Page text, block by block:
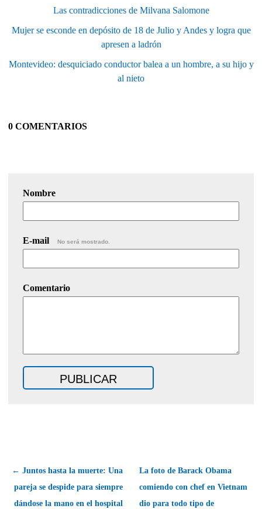
Las contradicciones de Milvana Salomone
Mujer se esconde en depósito de 18 de Julio y Andes y logra que
apresen a ladrón
Montevideo: desquiciado conductor balea a un hombre, a su hijo y
al nieto
0 COMENTARIOS
Nombre
E-mail No será mostrado.
Comentario
← Juntos hasta la muerte: Una
pareja se despide para siempre
dándose la mano en el hospital
La foto de Barack Obama
comiendo con chef en Vietnam
dio para todo tipo de